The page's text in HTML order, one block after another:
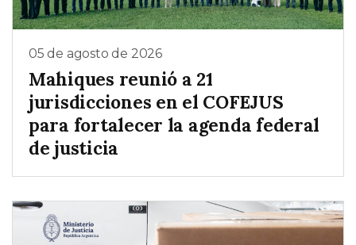
05 de agosto de 2026
Mahiques reunió a 21
jurisdicciones en el COFEJUS
para fortalecer la agenda federal
de justicia